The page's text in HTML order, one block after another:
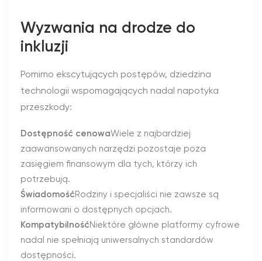
Wyzwania na drodze do
inkluzji
Pomimo ekscytujących postępów, dziedzina
technologii wspomagających nadal napotyka
przeszkody:
Dostępność cenowaWiele z najbardziej
zaawansowanych narzędzi pozostaje poza
zasięgiem finansowym dla tych, którzy ich
potrzebują.
ŚwiadomośćRodziny i specjaliści nie zawsze są
informowani o dostępnych opcjach.
KompatybilnośćNiektóre główne platformy cyfrowe
nadal nie spełniają uniwersalnych standardów
dostępności.